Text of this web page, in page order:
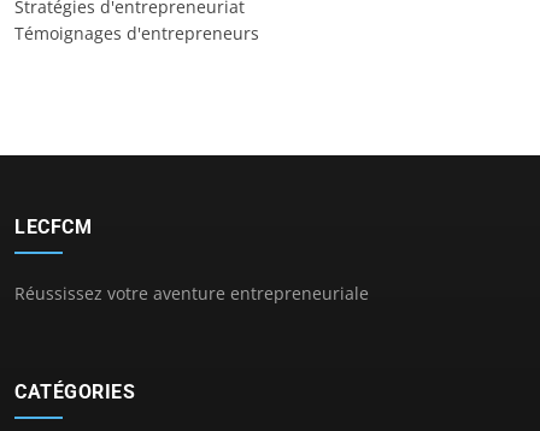
Stratégies d'entrepreneuriat
Témoignages d'entrepreneurs
LECFCM
Réussissez votre aventure entrepreneuriale
CATÉGORIES